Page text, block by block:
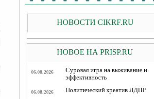
НОВОСТИ CIKRF.RU
НОВОЕ НА PRISP.RU
06.08.2026
Суровая игра на выживание и
эффективность
06.08.2026 Политический креатив ЛДПР